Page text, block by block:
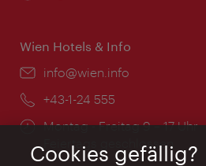
Wien Hotels & Info
Email:
info@wien.info
Telefon:
+43-1-24 555
Öffnungszeiten:
Montag - Freitag 9 – 17 Uhr
Feiertags geschlossen
Cookies gefällig?